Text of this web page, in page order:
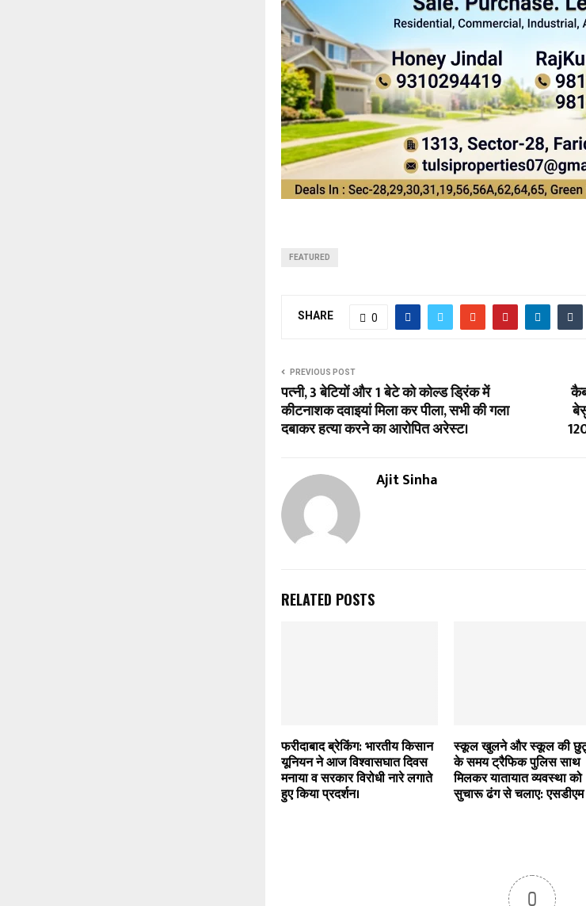
FEATURED
SHARE 0
PREVIOUS POST
पत्नी, 3 बेटियों और 1 बेटे को कोल्ड ड्रिंक में
कीटनाशक दवाइयां मिला कर पीला, सभी की गला
दबाकर हत्या करने का आरोपित अरेस्ट।
Ajit Sinha
RELATED POSTS
फरीदाबाद ब्रेकिंग: भारतीय किसान
यूनियन ने आज विश्वासघात दिवस
मनाया व सरकार विरोधी नारे लगाते
हुए किया प्रदर्शन।
स्कूल खुलने और स्कूल की
के समय ट्रैफिक पुलिस साथ
मिलकर यातायात व्यवस्था को
सुचारू ढंग से चलाए: एसडीएम
0